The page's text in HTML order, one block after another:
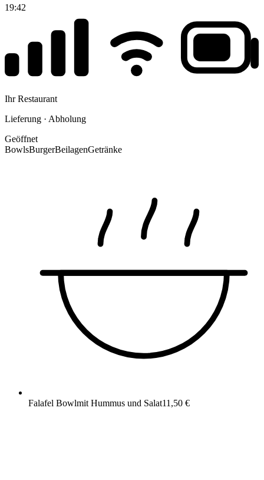
19:42
Ihr Restaurant
Lieferung · Abholung
Geöffnet
BowlsBurgerBeilagenGetränke
Falafel Bowlmit Hummus und Salat11,50 €